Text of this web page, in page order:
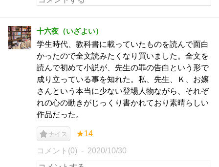
十六夜（いざよい）
学生時代、教科書に載っていたものを読んで面白
かったので全文読みたくなり買いました。全文を
読んで初めて小説が、先生の罪の告白という形で
成り立っている事を知れた。私、先生、Ｋ、お嬢
さんという本当に少ない登場人物ながら、それぞ
れの心の動きがじっくり書かれており素晴らしい
作品だった。
ナイス ★14
コメント(0) 2020/10/30